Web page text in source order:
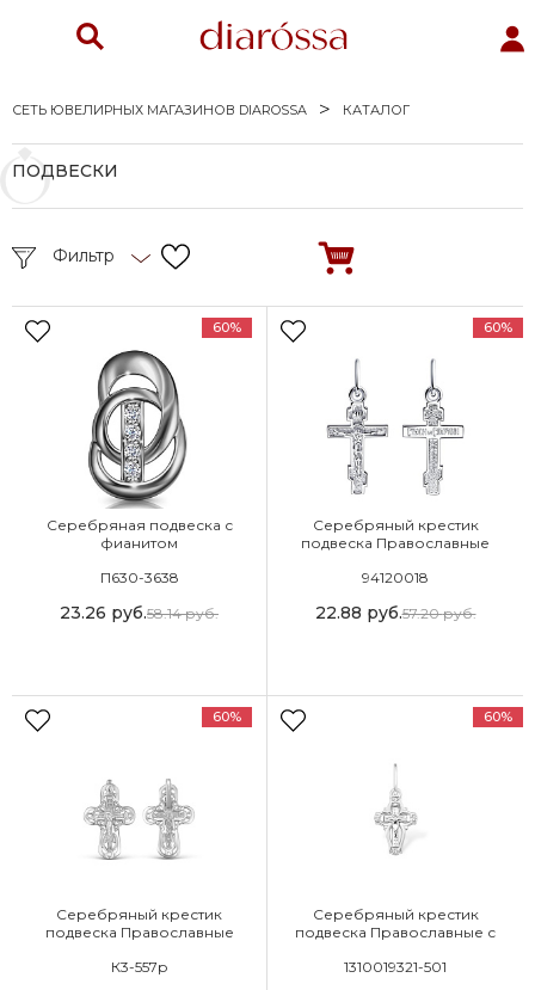
СЕТЬ ЮВЕЛИРНЫХ МАГАЗИНОВ DIAROSSA КАТАЛОГ
ПОДВЕСКИ
Фильтр
60%
Серебряная подвеска с
фианитом
П630-3638
23.26 руб.58.14руб.
60%
Серебряный крестик
подвеска Православные
94120018
22.88 руб.57.20руб.
60%
Серебряный крестик
подвеска Православные
К3-557р
60%
Серебряный крестик
подвеска Православные с
1310019321-501